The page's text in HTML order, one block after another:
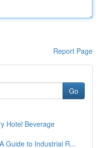
Report Page
Go
Hotel Beverage
Guide to Industrial R...